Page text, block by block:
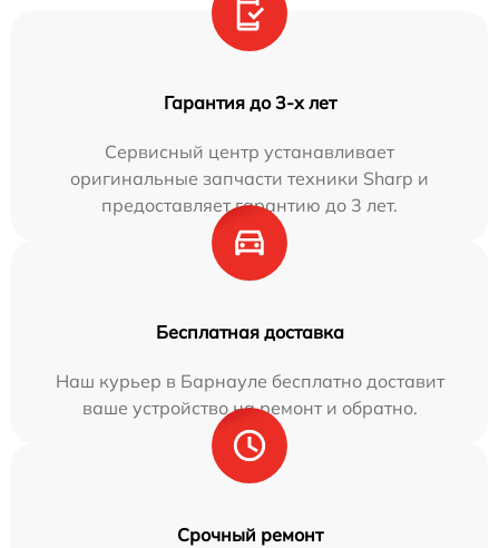
Гарантия до 3-х лет
Сервисный центр устанавливает
оригинальные запчасти техники Sharp и
предоставляет гарантию до 3 лет.
Бесплатная доставка
Наш курьер в Барнауле бесплатно доставит
ваше устройство на ремонт и обратно.
Срочный ремонт